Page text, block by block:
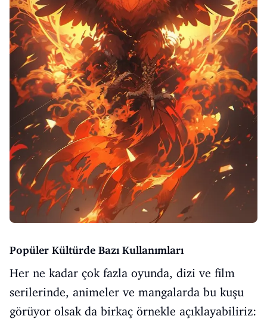
Popüler Kültürde Bazı Kullanımları
Her ne kadar çok fazla oyunda, dizi ve film
serilerinde, animeler ve mangalarda bu kuşu
görüyor olsak da birkaç örnekle açıklayabiliriz: